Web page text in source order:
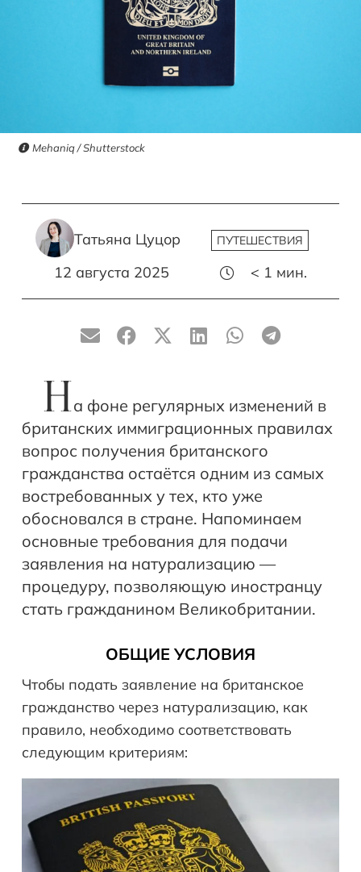
Mehaniq / Shutterstock
Татьяна Цуцор ПУТЕШЕСТВИЯ
12 августа 2025 < 1 мин.
На фоне регулярных изменений в
британских иммиграционных правилах
вопрос получения британского
гражданства остаётся одним из самых
востребованных у тех, кто уже
обосновался в стране. Напоминаем
основные требования для подачи
заявления на натурализацию —
процедуру, позволяющую иностранцу
стать гражданином Великобритании.
ОБЩИЕ УСЛОВИЯ
Чтобы подать заявление на британское
гражданство через натурализацию, как
правило, необходимо соответствовать
следующим критериям: